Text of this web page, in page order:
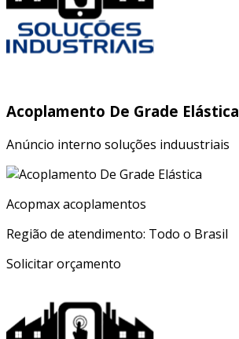
Acoplamento De Grade Elástica
Anúncio interno soluções induustriais
Acopmax acoplamentos
Região de atendimento: Todo o Brasil
Solicitar orçamento